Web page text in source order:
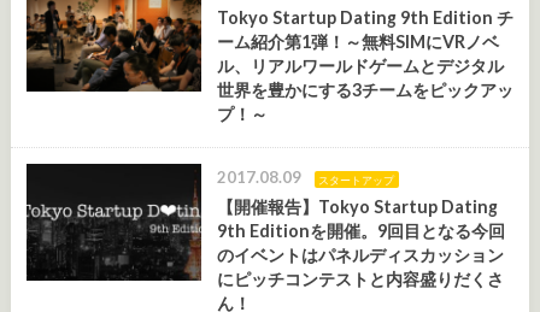
Tokyo Startup Dating 9th Edition チ
ーム紹介第1弾！～無料SIMにVRノベ
ル、リアルワールドゲームとデジタル
世界を豊かにする3チームをピックアッ
プ！～
2017.08.09 スタートアップ
【開催報告】Tokyo Startup Dating
9th Editionを開催。9回目となる今回
のイベントはパネルディスカッション
にピッチコンテストと内容盛りだくさ
ん！